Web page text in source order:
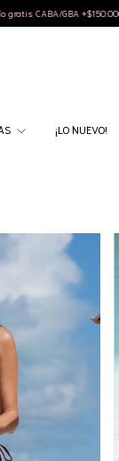
compra mínima $80000
¡LO NUEVO!